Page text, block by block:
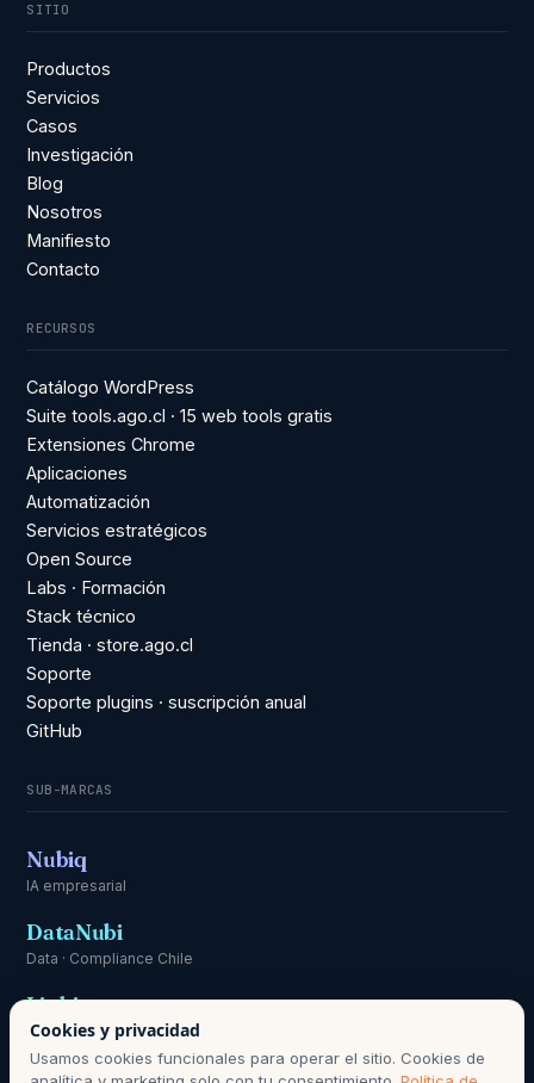
SITIO
Productos
Servicios
Casos
Investigación
Blog
Nosotros
Manifiesto
Contacto
RECURSOS
Catálogo WordPress
Suite tools.ago.cl · 15 web tools gratis
Extensiones Chrome
Aplicaciones
Automatización
Servicios estratégicos
Open Source
Labs · Formación
Stack técnico
Tienda · store.ago.cl
Soporte
Soporte plugins · suscripción anual
GitHub
SUB-MARCAS
Nubiq
IA empresarial
DataNubi
Data · Compliance Chile
Linki
Comunicación
Cookies y privacidad
Usamos cookies funcionales para operar el sitio. Cookies de